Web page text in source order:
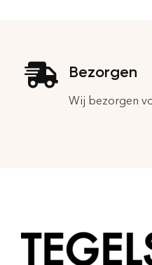
Bezorgen
Wij bezorgen